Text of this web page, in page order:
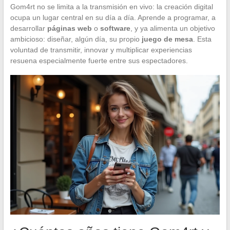
Gom4rt no se limita a la transmisión en vivo: la creación digital
ocupa un lugar central en su día a día. Aprende a programar, a
desarrollar páginas web o software, y ya alimenta un objetivo
ambicioso: diseñar, algún día, su propio juego de mesa. Esta
voluntad de transmitir, innovar y multiplicar experiencias
resuena especialmente fuerte entre sus espectadores.